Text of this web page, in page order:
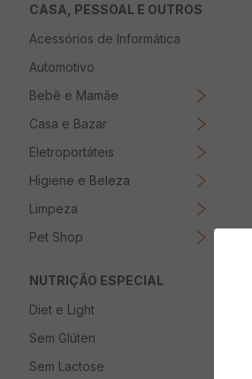
CASA, PESSOAL E OUTROS
Acessórios de Informática
Automotivo
Bebê e Mamãe
Casa e Bazar
Eletroportáteis
Higiene e Beleza
Limpeza
Pet Shop
NUTRIÇÃO ESPECIAL
Diet e Light
Sem Glúten
Sem Lactose